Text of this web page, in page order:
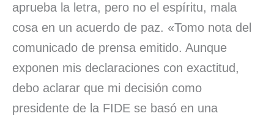
aprueba la letra, pero no el espíritu, mala
cosa en un acuerdo de paz. «Tomo nota del
comunicado de prensa emitido. Aunque
exponen mis declaraciones con exactitud,
debo aclarar que mi decisión como
presidente de la FIDE se basó en una